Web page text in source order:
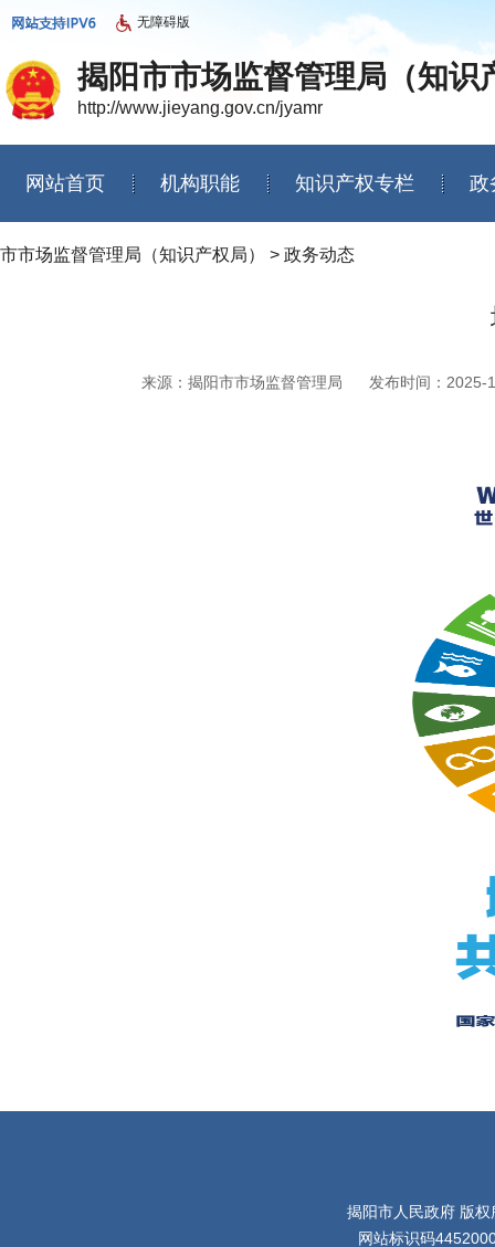
无障碍版
揭阳市市场监督管理局（知识
http://www.jieyang.gov.cn/jyamr
网站首页 机构职能 知识产权专栏 政
市市场监督管理局（知识产权局） > 政务动态
来源：揭阳市市场监督管理局 发布时间：2025-
揭阳市人民政府 版
网站标识码